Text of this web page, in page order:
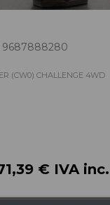
9687888280
(CW0) CHALLENGE 4WD
€ IVA inc.